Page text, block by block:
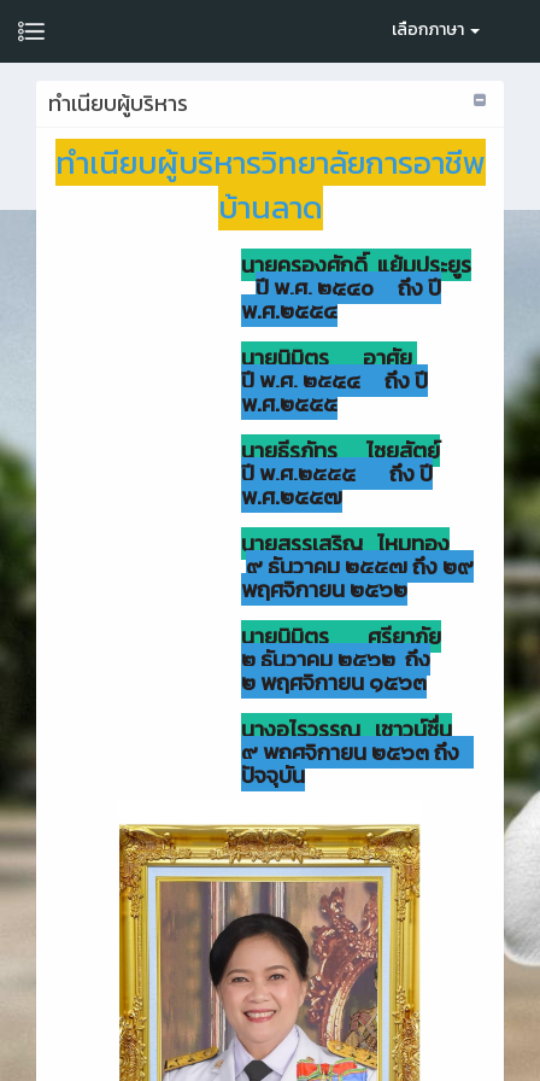
เลือกภาษา
ทำเนียบผู้บริหาร
ทำเนียบผู้บริหารวิทยาลัยการอาชีพ
บ้านลาด
นายครองศักดิ์ แย้มประยูร
ปี พ.ศ. ๒๕๔๐ ถึง ปี
พ.ศ.๒๕๕๔
นายนิมิตร อาศัย
ปี พ.ศ. ๒๕๕๔ ถึง ปี
พ.ศ.๒๕๕๕
นายธีรภัทร ไชยสัตย์
ปี พ.ศ.๒๕๕๕ ถึง ปี
พ.ศ.๒๕๕๗
นายสรรเสริญ ไหมทอง
๙ ธันวาคม ๒๕๕๗ ถึง ๒๙
พฤศจิกายน ๒๕๖๒
นายนิมิตร ศรียาภัย
๒ ธันวาคม ๒๕๖๒ ถึง
๒ พฤศจิกายน ๑๕๖๓
นางอุไรวรรณ เชาวน์ชื่น
๙ พฤศจิกายน ๒๕๖๓ ถึง
ปัจจุบัน